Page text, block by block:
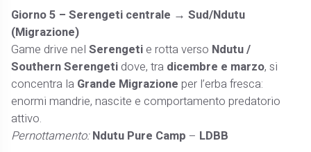
Giorno 5 – Serengeti centrale → Sud/Ndutu
(Migrazione)
Game drive nelSerengetie rotta verso Ndutu /
Southern Serengeti dove, tra dicembre e marzo, si
concentra la Grande Migrazione per l’erba fresca:
enormi mandrie, nascite e comportamento predatorio
attivo.
Pernottamento:Ndutu Pure Camp – LDBB